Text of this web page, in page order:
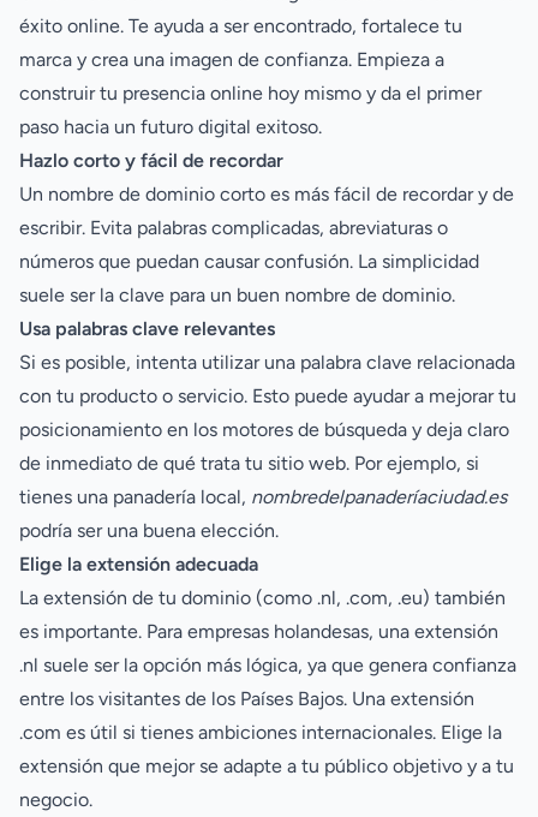
éxito online. Te ayuda a ser encontrado, fortalece tu
marca y crea una imagen de confianza. Empieza a
construir tu presencia online hoy mismo y da el primer
paso hacia un futuro digital exitoso.
Hazlo corto y fácil de recordar
Un nombre de dominio corto es más fácil de recordar y de
escribir. Evita palabras complicadas, abreviaturas o
números que puedan causar confusión. La simplicidad
suele ser la clave para un buen nombre de dominio.
Usa palabras clave relevantes
Si es posible, intenta utilizar una palabra clave relacionada
con tu producto o servicio. Esto puede ayudar a mejorar tu
posicionamiento en los motores de búsqueda y deja claro
de inmediato de qué trata tu sitio web. Por ejemplo, si
tienes una panadería local, nombredelpanaderíaciudad.es
podría ser una buena elección.
Elige la extensión adecuada
La extensión de tu dominio (como .nl, .com, .eu) también
es importante. Para empresas holandesas, una extensión
.nl suele ser la opción más lógica, ya que genera confianza
entre los visitantes de los Países Bajos. Una extensión
.com es útil si tienes ambiciones internacionales. Elige la
extensión que mejor se adapte a tu público objetivo y a tu
negocio.